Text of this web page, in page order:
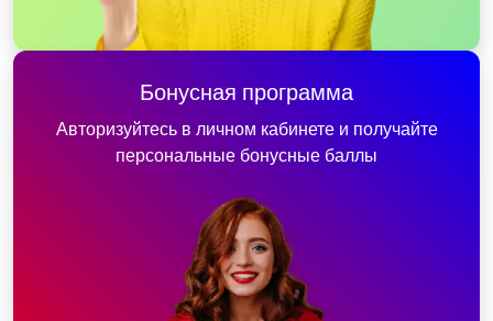
Бонусная программа
Авторизуйтесь в личном кабинете и получайте
персональные бонусные баллы